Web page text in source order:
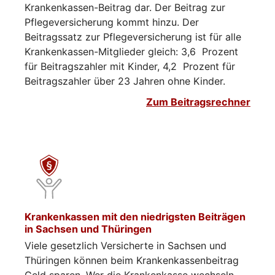
Krankenkassen-Beitrag dar. Der Beitrag zur
Pflegeversicherung kommt hinzu. Der
Beitragssatz zur Pflegeversicherung ist für alle
Krankenkassen-Mitglieder gleich: 3,6 Prozent
für Beitragszahler mit Kinder, 4,2 Prozent für
Beitragszahler über 23 Jahren ohne Kinder.
Zum Beitragsrechner
Krankenkassen mit den niedrigsten Beiträgen
in Sachsen und Thüringen
Viele gesetzlich Versicherte in Sachsen und
Thüringen können beim Krankenkassenbeitrag